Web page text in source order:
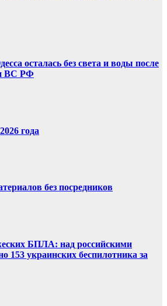
осталась без света и воды после
ВС РФ
года
без посредников
БПЛА: над российскими
153 украинских беспилотника за